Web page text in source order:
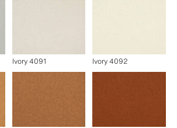
Ivory 4091 Ivory 4092